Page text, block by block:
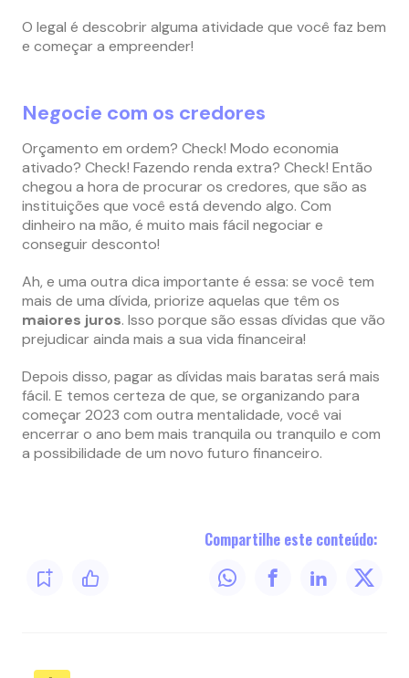
O legal é descobrir alguma atividade que você faz bem
e começar a empreender!
Negocie com os credores
Orçamento em ordem? Check! Modo economia
ativado? Check! Fazendo renda extra? Check! Então
chegou a hora de procurar os credores, que são as
instituições que você está devendo algo. Com
dinheiro na mão, é muito mais fácil negociar e
conseguir desconto!
Ah, e uma outra dica importante é essa: se você tem
mais de uma dívida, priorize aquelas que têm os
maiores juros. Isso porque são essas dívidas que vão
prejudicar ainda mais a sua vida financeira!
Depois disso, pagar as dívidas mais baratas será mais
fácil. E temos certeza de que, se organizando para
começar 2023 com outra mentalidade, você vai
encerrar o ano bem mais tranquila ou tranquilo e com
a possibilidade de um novo futuro financeiro.
Compartilhe este conteúdo: